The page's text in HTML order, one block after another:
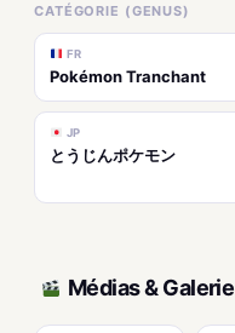
CATÉGORIE (GENUS)
FR
Pokémon Tranchant
JP
とうじんポケモン
Médias & Galerie